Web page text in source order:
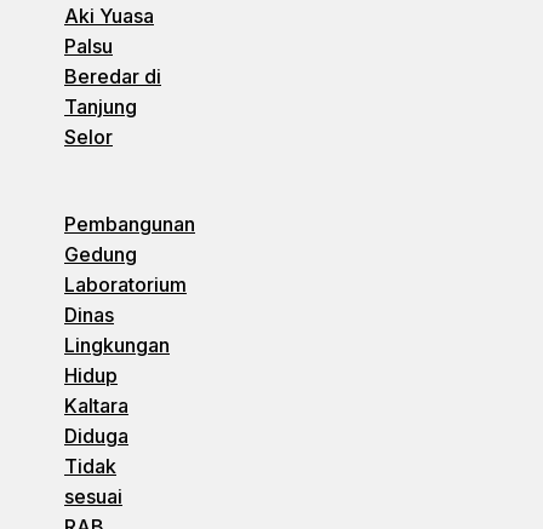
Aki Yuasa
Palsu
Beredar di
Tanjung
Selor
Pembangunan
Gedung
Laboratorium
Dinas
Lingkungan
Hidup
Kaltara
Diduga
Tidak
sesuai